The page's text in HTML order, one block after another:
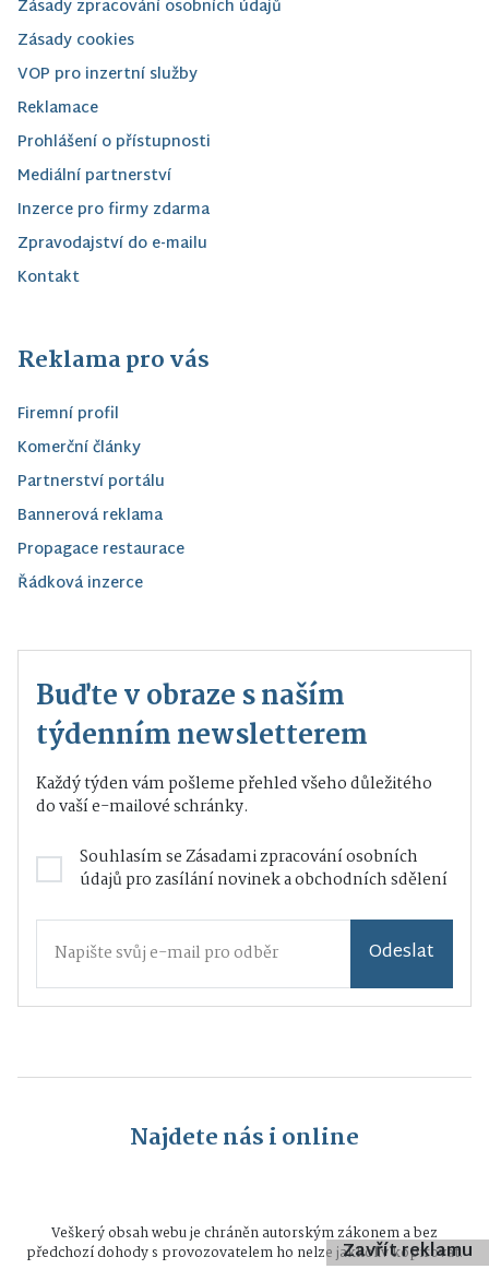
Zásady zpracování osobních údajů
Zásady cookies
VOP pro inzertní služby
Reklamace
Prohlášení o přístupnosti
Mediální partnerství
Inzerce pro firmy zdarma
Zpravodajství do e-mailu
Kontakt
Reklama pro vás
Firemní profil
Komerční články
Partnerství portálu
Bannerová reklama
Propagace restaurace
Řádková inzerce
Buďte v obraze s naším
týdenním newsletterem
Každý týden vám pošleme přehled všeho důležitého
do vaší e-mailové schránky.
Souhlasím seZásadami zpracování osobních
údajůpro zasílání novinek a obchodních sdělení
Odeslat
Najdete nás i online
Veškerý obsah webu je chráněn autorským zákonem a bez
předchozí dohody s provozovatelem ho nelze jakkoliv kopírovat.
Zavřít reklamu